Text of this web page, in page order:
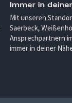
Immer in
Mit unseren
Saerbeck,
Ansprechpartnern
immer in deiner